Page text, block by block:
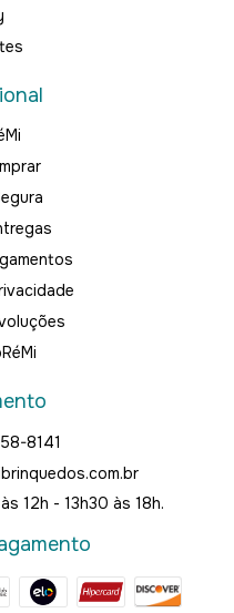
8141
12h - 13h30 às 18h.